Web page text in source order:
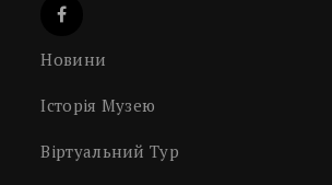
Новини
Історія Музею
Віртуальний Тур